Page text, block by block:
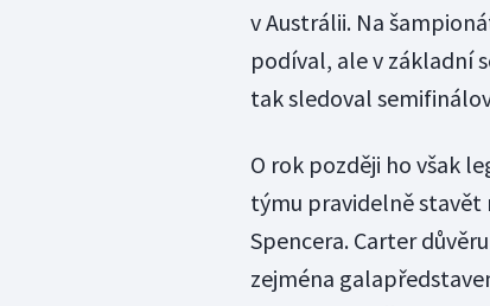
v Austrálii. Na
podíval, ale v základní
tak sledoval
O rok později ho však
týmu pravidelně stavět
Spencera. Carter
zejména